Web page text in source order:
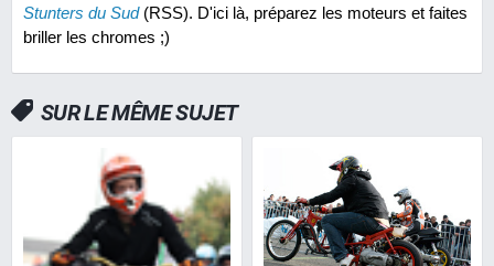
Stunters du Sud(RSS). D'ici là, préparez les moteurs et faites
briller les chromes ;)
SUR LE MÊME SUJET